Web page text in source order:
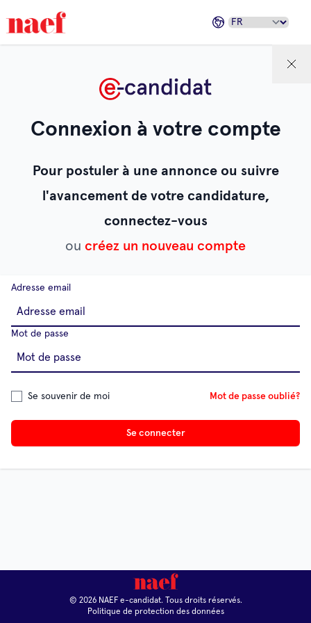
Connexion à votre compte
Pour postuler à une annonce ou suivre
l'avancement de votre candidature,
connectez-vous
ou créez un nouveau compte
Adresse email
Mot de passe
Se souvenir de moi Mot de passe oublié?
Se connecter
© 2026 NAEF e-candidat. Tous droits réservés.
Politique de protection des données